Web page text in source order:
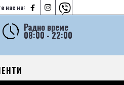
нас на:   
Радно време
08:00 - 22:00